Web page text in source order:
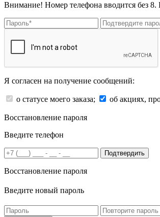
Внимание! Номер телефона вводится без
Я согласен на получение сообщений:
о статусе моего заказа; об акциях,
Восстановление пароля
Введите телефон
Подтвердить
Восстановление пароля
Введите новый пароль